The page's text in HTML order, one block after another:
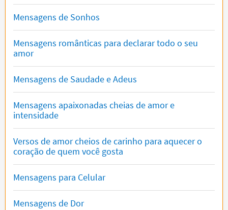
Mensagens de Sonhos
Mensagens românticas para declarar todo o seu
amor
Mensagens de Saudade e Adeus
Mensagens apaixonadas cheias de amor e
intensidade
Versos de amor cheios de carinho para aquecer o
coração de quem você gosta
Mensagens para Celular
Mensagens de Dor